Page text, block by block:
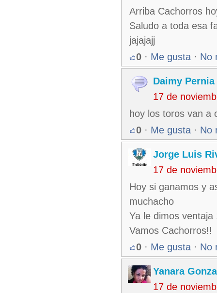
Arriba Cachorros
Saludo a toda esa
jajajajj
0 · Me gusta · No
Daimy
17 de
hoy los toros van a
0 · Me gusta · No
Jorge Luis
17 de
Hoy si ganamos y
muchacho
Ya le dimos ventaja
Vamos Cachorros!!
0 · Me gusta · No
Yanara
17 de